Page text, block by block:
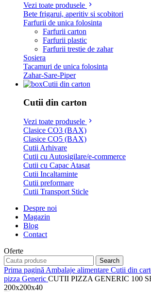
Vezi toate produsele
Bete frigarui, aperitiv si scobitori
Farfurii de unica folosinta
Farfurii carton
Farfurii plastic
Farfurii trestie de zahar
Sosiera
Tacamuri de unica folosinta
Zahar-Sare-Piper
Cutii din carton
Cutii din carton
Vezi toate produsele
Clasice CO3 (BAX)
Clasice CO5 (BAX)
Cutii Arhivare
Cutii cu Autosigilare/e-commerce
Cutii cu Capac Atasat
Cutii Incaltaminte
Cutii preformare
Cutii Transport Sticle
Despre noi
Magazin
Blog
Contact
Oferte
Search
Prima pagină Ambalaje alimentare Cutii din
pizza Generic CUTII PIZZA GENERIC 100
200x200x40